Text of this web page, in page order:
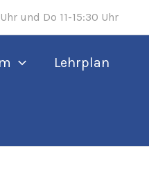
und Do 11-15:30 Uhr
Lehrplan